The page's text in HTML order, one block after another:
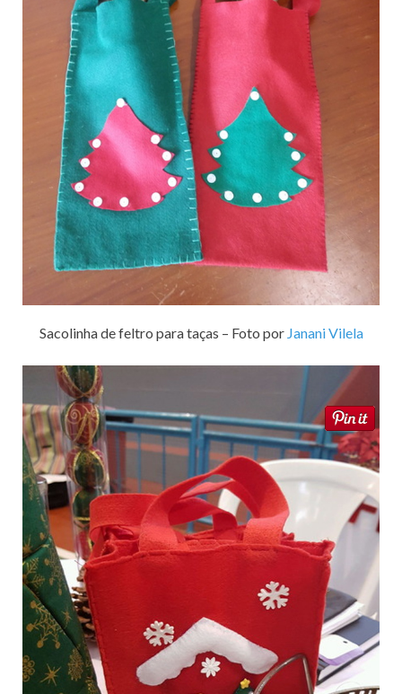
Sacolinha de feltro para taças – Foto por Janani Vilela